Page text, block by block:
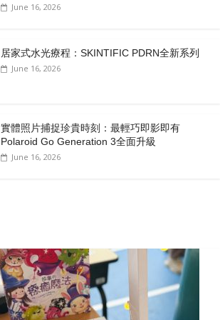
June 16, 2026
居家式水光療程：SKINTIFIC PDRN全新系列
June 16, 2026
實體照片捕捉珍貴時刻：最輕巧即影即有
Polaroid Go Generation 3全面升級
June 16, 2026